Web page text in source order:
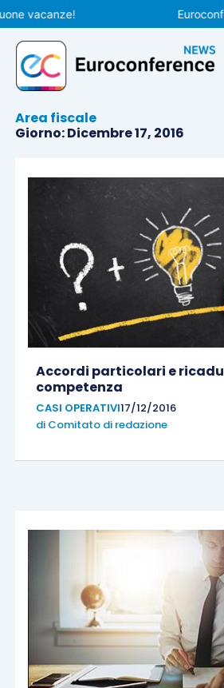
Vai
al
contenuto
vacanze!
Area fiscale
Giorno: Dicembre 17, 2016
Accordi particolari e
competenza
CASI OPERATIVI17/12/2016
di Comitato di redazione